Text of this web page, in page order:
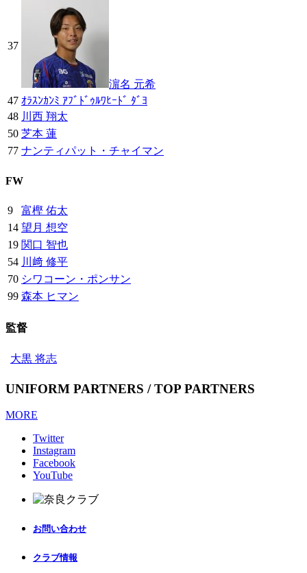
37
濵名 元希
47 ｵﾗｽﾝｶﾝﾐ ｱﾌﾞﾄﾞｩﾙﾜﾋｰﾄﾞ ﾀﾞﾖ
48 川西 翔太
50 芝本 蓮
77 ナンティパット・チャイマン
FW
9
富樫 佑太
14 望月 想空
19 関口 智也
54 川﨑 修平
70 シワコーン・ポンサン
99 森本 ヒマン
監督
大黒 将志
UNIFORM PARTNERS / TOP PARTNERS
MORE
Twitter
Instagram
Facebook
YouTube
お問い合わせ
クラブ情報